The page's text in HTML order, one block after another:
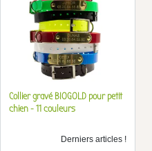
Collier gravé BIOGOLD pour petit
chien - 11 couleurs
Derniers articles !